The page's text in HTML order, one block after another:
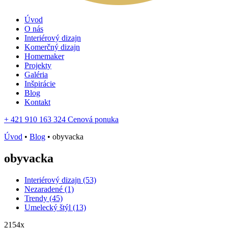
Úvod
O nás
Interiérový dizajn
Komerčný dizajn
Homemaker
Projekty
Galéria
Inšpirácie
Blog
Kontakt
+ 421 910 163 324 Cenová ponuka
Úvod • Blog • obyvacka
obyvacka
Interiérový dizajn (53)
Nezaradené (1)
Trendy (45)
Umelecký štýl (13)
2154x